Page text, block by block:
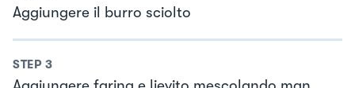
Aggiungere il burro sciolto
STEP 3